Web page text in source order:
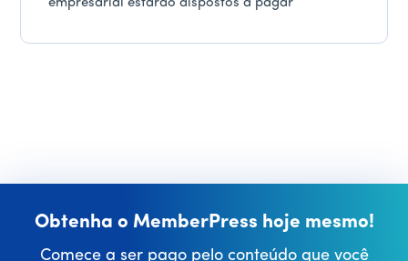
empresarial estarão dispostos a pagar
Obtenha o MemberPress hoje mesmo!
Comece a ser pago pelo conteúdo que você